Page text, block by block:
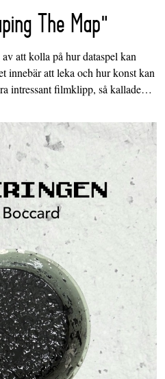
The Map"
att kolla på hur dataspel kan
innebär att leka och hur konst kan
intressant filmklipp, så kallade…